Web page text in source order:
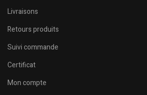
Livraisons
Retours produits
Suivi commande
Certificat
Mon compte